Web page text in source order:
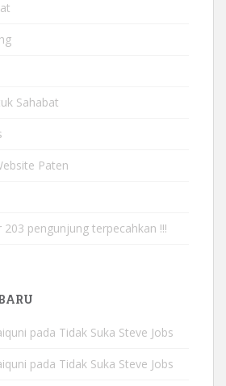
Sahabat
Paten
203 pengunjung terpecahkan !!!
pada Tidak Suka Steve Jobs
pada Tidak Suka Steve Jobs